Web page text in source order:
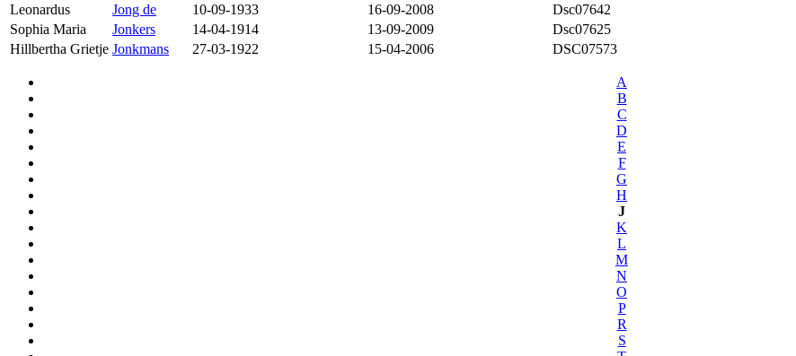
Leonardus
Jong de 10-09-1933 16-09-2008
Dsc07642
Sophia Maria
Jonkers 14-04-1914 13-09-2009
Dsc07625
Hillbertha Grietje Jonkmans 27-03-1922 15-04-2006 DSC07573
A
B
C
D
E
F
G
H
J
K
L
M
N
O
P
R
S